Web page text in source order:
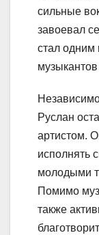
сильные
завоевал
стал одним
Руслан
артистом.
исполнять
молодыми
Помимо
также